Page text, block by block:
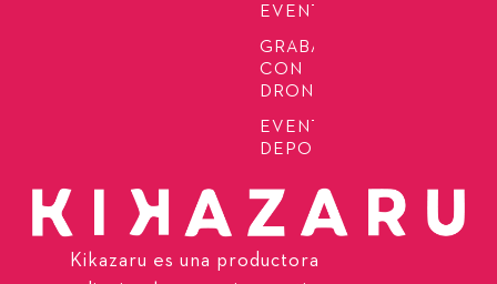
EVENTOS
GRABACIÓN
CON
DRONES
EVENTOS
DEPORTIVOS
Kikazaru es una productora